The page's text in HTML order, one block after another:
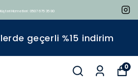
Hizmetleri : 0507 675 35 80
geçerli %15 indirim
0